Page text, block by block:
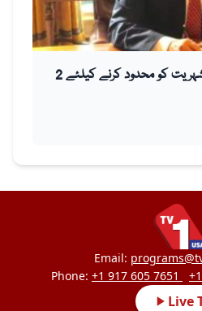
صدر ٹرمپ کے پیدائشی شہریت کو محدود کرنے کیلئے 2
Email:
Phone: +1 917 605 7651
Live